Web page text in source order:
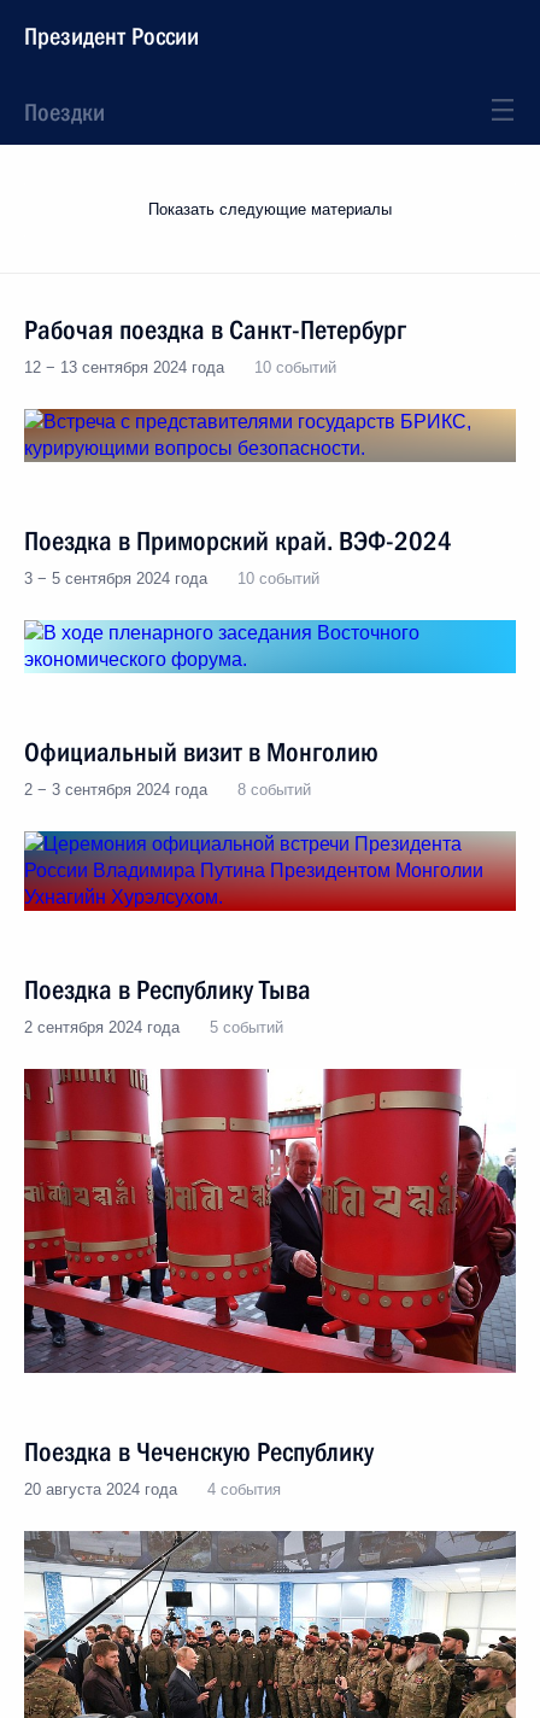
Президент России
Поездки
Показать следующие материалы
Рабочая поездка в Санкт-Петербург
12 − 13 сентября 2024 года 10 событий
Поездка в Приморский край. ВЭФ-2024
3 − 5 сентября 2024 года 10 событий
Официальный визит в Монголию
2 − 3 сентября 2024 года 8 событий
Поездка в Республику Тыва
2 сентября 2024 года 5 событий
Поездка в Чеченскую Республику
20 августа 2024 года 4 события